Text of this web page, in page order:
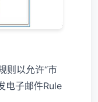
则以允许“市
电子邮件Rule